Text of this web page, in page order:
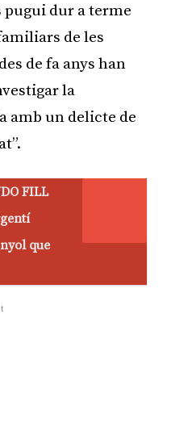
pugui dur a terme
de les
de fa anys han
la
amb un delicte de
FILL
que